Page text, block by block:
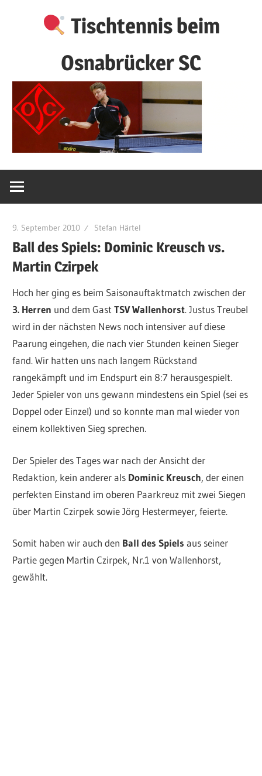
Tischtennis beim
Osnabrücker SC
9. September 2010 Stefan Härtel
Ball des Spiels: Dominic Kreusch vs.
Martin Czirpek
Hoch her ging es beim Saisonauftaktmatch zwischen der
3. Herren und dem GastTSV Wallenhorst. Justus Treubel
wird in der nächsten News noch intensiver auf diese
Paarung eingehen, die nach vier Stunden keinen Sieger
fand. Wir hatten uns nach langem Rückstand
rangekämpft und im Endspurt ein 8:7 herausgespielt.
Jeder Spieler von uns gewann mindestens ein Spiel (sei es
Doppel oder Einzel) und so konnte man mal wieder von
einem kollektiven Sieg sprechen.
Der Spieler des Tages war nach der Ansicht der
Redaktion, kein anderer als Dominic Kreusch, der einen
perfekten Einstand im oberen Paarkreuz mit zwei Siegen
über Martin Czirpek sowie Jörg Hestermeyer, feierte.
Somit haben wir auch den Ball des Spiels aus seiner
Partie gegen Martin Czirpek, Nr.1 von Wallenhorst,
gewählt.